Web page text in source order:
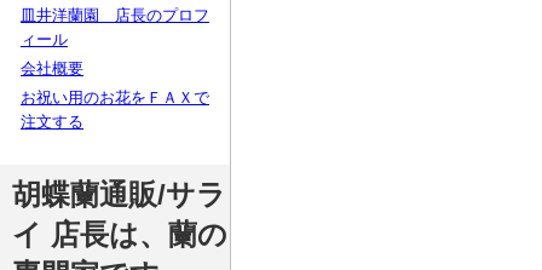
皿井洋蘭園 店長のプロフ
ィール
会社概要
お祝い用のお花をＦＡＸで
注文する
胡蝶蘭通販/サラ
イ 店長は、蘭の